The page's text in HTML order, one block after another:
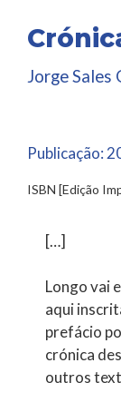
Jorge Sales
Publicação:
ISBN [Edição
[…]
Longo vai
aqui
prefácio
crónica
outros